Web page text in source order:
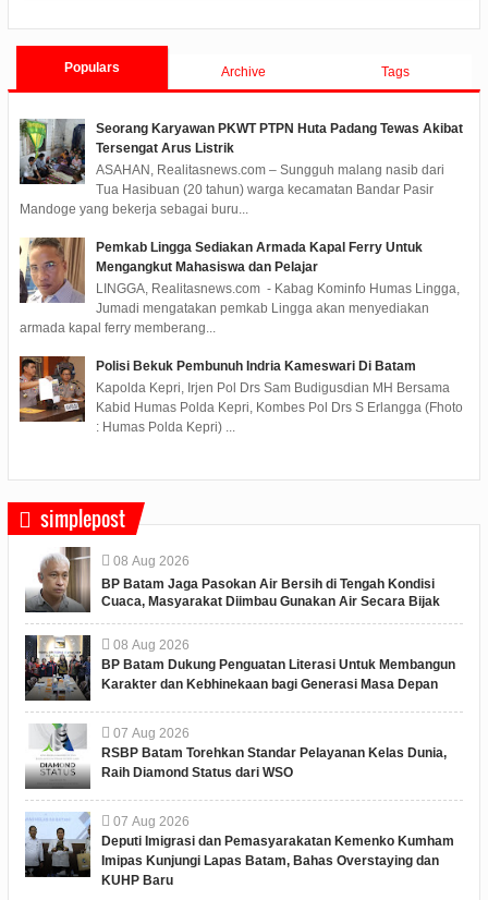
Populars Archive Tags
Seorang Karyawan PKWT PTPN Huta Padang Tewas Akibat
Tersengat Arus Listrik
ASAHAN, Realitasnews.com – Sungguh malang nasib dari
Tua Hasibuan (20 tahun) warga kecamatan Bandar Pasir
Mandoge yang bekerja sebagai buru...
Pemkab Lingga Sediakan Armada Kapal Ferry Untuk
Mengangkut Mahasiswa dan Pelajar
LINGGA, Realitasnews.com - Kabag Kominfo Humas Lingga,
Jumadi mengatakan pemkab Lingga akan menyediakan
armada kapal ferry memberang...
Polisi Bekuk Pembunuh Indria Kameswari Di Batam
Kapolda Kepri, Irjen Pol Drs Sam Budigusdian MH Bersama
Kabid Humas Polda Kepri, Kombes Pol Drs S Erlangga (Fhoto
: Humas Polda Kepri) ...
simplepost
08 Aug 2026
BP Batam Jaga Pasokan Air Bersih di Tengah Kondisi
Cuaca, Masyarakat Diimbau Gunakan Air Secara Bijak
08 Aug 2026
BP Batam Dukung Penguatan Literasi Untuk Membangun
Karakter dan Kebhinekaan bagi Generasi Masa Depan
07 Aug 2026
RSBP Batam Torehkan Standar Pelayanan Kelas Dunia,
Raih Diamond Status dari WSO
07 Aug 2026
Deputi Imigrasi dan Pemasyarakatan Kemenko Kumham
Imipas Kunjungi Lapas Batam, Bahas Overstaying dan
KUHP Baru